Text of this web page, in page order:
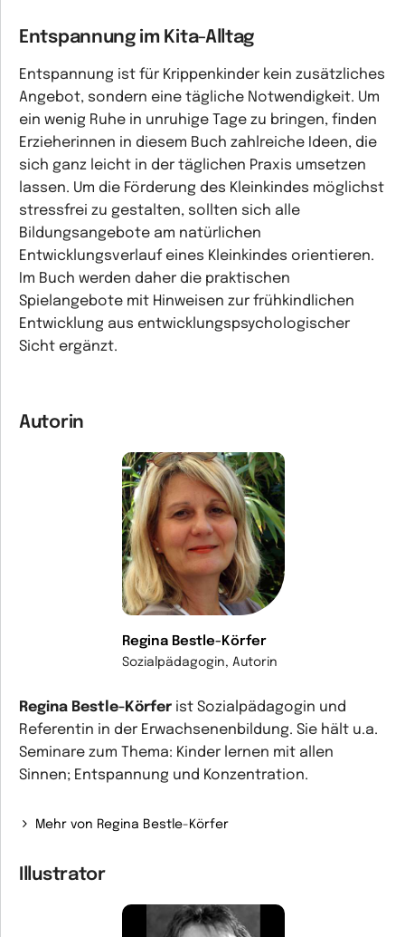
Entspannung im Kita-Alltag
Entspannung ist für Krippenkinder kein zusätzliches
Angebot, sondern eine tägliche Notwendigkeit. Um
ein wenig Ruhe in unruhige Tage zu bringen, finden
Erzieherinnen in diesem Buch zahlreiche Ideen, die
sich ganz leicht in der täglichen Praxis umsetzen
lassen. Um die Förderung des Kleinkindes möglichst
stressfrei zu gestalten, sollten sich alle
Bildungsangebote am natürlichen
Entwicklungsverlauf eines Kleinkindes orientieren.
Im Buch werden daher die praktischen
Spielangebote mit Hinweisen zur frühkindlichen
Entwicklung aus entwicklungspsychologischer
Sicht ergänzt.
Autorin
Regina Bestle-Körfer
Sozialpädagogin, Autorin
Regina Bestle-Körfer ist Sozialpädagogin und
Referentin in der Erwachsenenbildung. Sie hält u.a.
Seminare zum Thema: Kinder lernen mit allen
Sinnen; Entspannung und Konzentration.
Mehr von Regina Bestle-Körfer
Illustrator